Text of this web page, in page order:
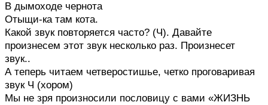
В дымоходе чернота
Отыщи-ка там кота.
Какой звук повторяется часто? (Ч). Давайте
произнесем этот звук несколько раз. Произнесет
звук..
А теперь читаем четверостишье, четко проговаривая
звук Ч (хором)
Мы не зря произносили пословицу с вами «ЖИЗНЬ